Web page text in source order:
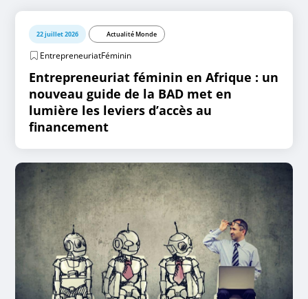
22 juillet 2026 Actualité Monde
EntrepreneuriatFéminin
Entrepreneuriat féminin en Afrique : un
nouveau guide de la BAD met en
lumière les leviers d’accès au
financement